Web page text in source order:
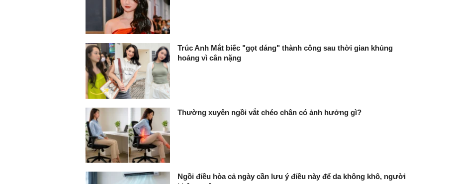
Trúc Anh Mắt biếc "gọt dáng" thành công sau thời gian khủng
hoảng vì cân nặng
Thường xuyên ngồi vắt chéo chân có ảnh hưởng gì?
Ngồi điều hòa cả ngày cần lưu ý điều này để da không khô, người